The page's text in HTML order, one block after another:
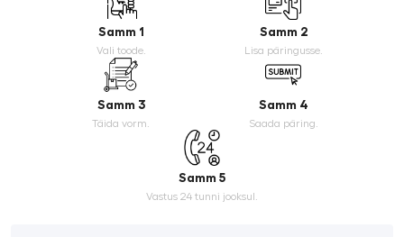
Samm 1
Vali toode.
Samm 2
Lisa päringusse.
Samm 3
Täida vorm.
Samm 4
Saada päring.
Samm 5
Vastus 24 tunni jooksul.